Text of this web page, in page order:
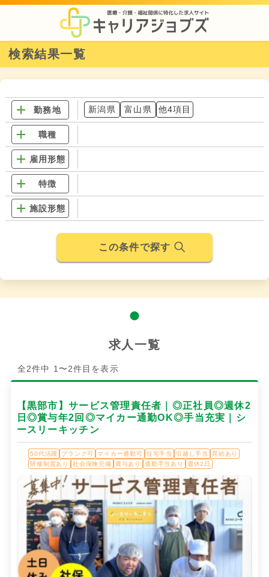
検索結果一覧
勤務地 新潟県 富山県 他4項目
職種
雇用形態
特徴
施設形態
この条件で探す
求人一覧
全2件中 1〜2件目を表示
【黒部市】サービス管理責任者｜◎正社員◎週休2
日◎賞与年2回◎マイカー通勤OK◎手当充実｜シ
ースリーキッチン
50代活躍 ブランク可 マイカー通勤可 住宅手当 引越し手当
昇給あり
研修制度あり
社会保険完備 賞与あり 通勤手当あり 週休2日